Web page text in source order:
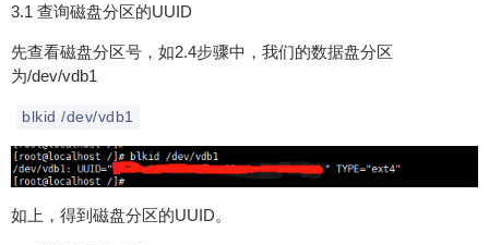
3.1 查询磁盘分区的UUID
先查看磁盘分区号，如2.4步骤中，我们的数据盘分区
为/dev/vdb1
blkid /dev/vdb1
如上，得到磁盘分区的UUID。